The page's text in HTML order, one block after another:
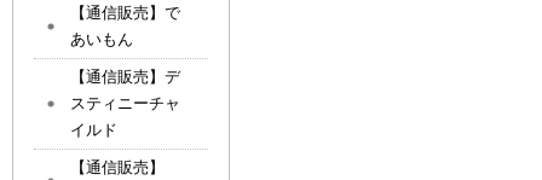
【通信販売】で
あいもん
【通信販売】デ
スティニーチャ
イルド
【通信販売】